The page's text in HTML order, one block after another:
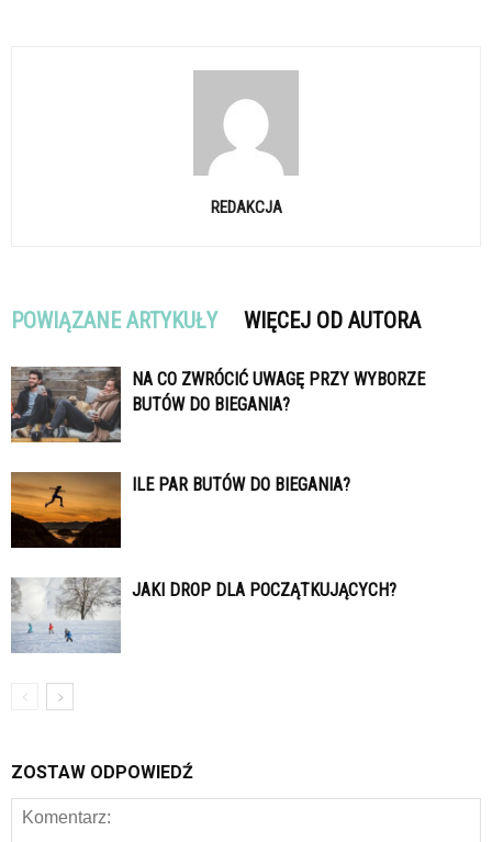
REDAKCJA
POWIĄZANE ARTYKUŁY WIĘCEJ OD AUTORA
NA CO ZWRÓCIĆ UWAGĘ PRZY WYBORZE
BUTÓW DO BIEGANIA?
ILE PAR BUTÓW DO BIEGANIA?
JAKI DROP DLA POCZĄTKUJĄCYCH?
ZOSTAW ODPOWIEDŹ